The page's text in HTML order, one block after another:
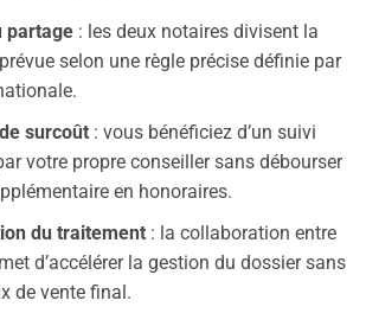
partage : les deux notaires divisent la
selon une règle précise définie par
surcoût : vous bénéficiez d’un suivi
votre propre conseiller sans débourser
en honoraires.
du traitement : la collaboration entre
d’accélérer la gestion du dossier sans
de vente final.